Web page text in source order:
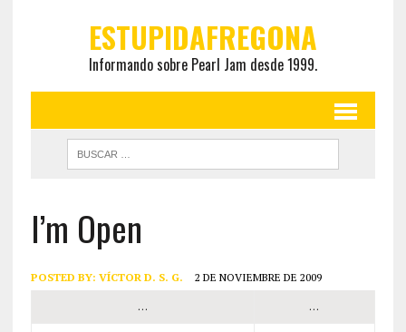
ESTUPIDAFREGONA
Informando sobre Pearl Jam desde 1999.
I’m Open
POSTED BY: VÍCTOR D. S. G. 2 DE NOVIEMBRE DE 2009
… …